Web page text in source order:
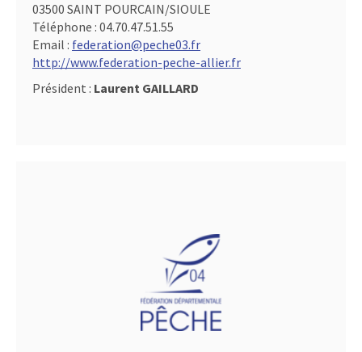
03500 SAINT POURCAIN/SIOULE
Téléphone : 04.70.47.51.55
Email : federation@peche03.fr
http://www.federation-peche-allier.fr
Président : Laurent GAILLARD